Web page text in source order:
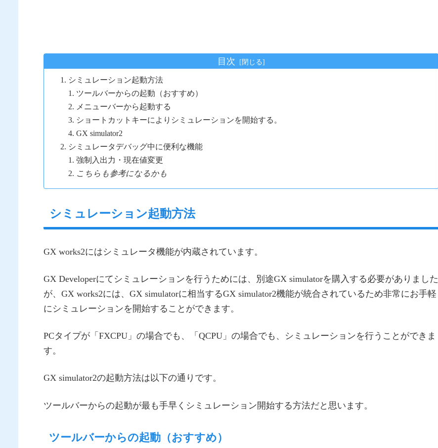
目次
シミュレーション起動方法
ツールバーからの起動（おすすめ）
メニューバーから起動する
ショートカットキーによりシミュレーションを開始する。
GX simulator2
シミュレータデバッグ中に便利な機能
強制入出力・現在値変更
こちらも参考になるかも
シミュレーション起動方法
GX works2にはシミュレータ機能が内蔵されています。
GX Developerにてシミュレーションを行うためには、別途GX simulatorを購入する必要がありました
が、GX works2には、GX simulatorに相当するGX simulator2機能が統合されているため非常にお手軽
にシミュレーションを開始することができます。
PCタイプが「FXCPU」の場合でも、「QCPU」の場合でも、シミュレーションを行うことができま
す。
GX simulator2の起動方法は以下の通りです。
ツールバーからの起動が最も手早くシミュレーション開始する方法だと思います。
ツールバーからの起動（おすすめ）